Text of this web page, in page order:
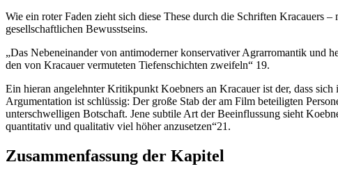
Wie ein roter Faden zieht sich diese These durch die Schriften Kracauers
gesellschaftlichen Bewusstseins.
„Das Nebeneinander von antimoderner konservativer Agrarromantik
den von Kracauer vermuteten Tiefenschichten zweifeln“ 19.
Ein hieran angelehnter Kritikpunkt Koebners an Kracauer ist der, dass
Argumentation ist schlüssig: Der große Stab der am Film beteiligten
unterschwelligen Botschaft. Jene subtile Art der Beeinflussung sieht
quantitativ und qualitativ viel höher anzusetzen“21.
Zusammenfassung der Kapitel